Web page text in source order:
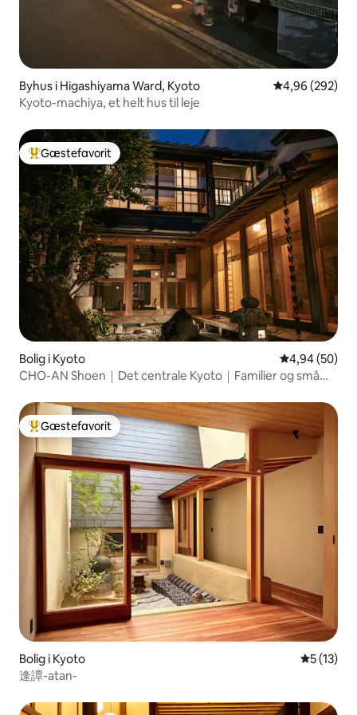
Byhus i Higashiyama Ward, Kyoto 4,96 ud af 5 i
4,96 (292)
Kyoto-machiya, et helt hus til leje
Bedste gæstefavorit
Gæstefavorit
Bolig i Kyoto 4,94 ud af 5 i
4,94 (50)
CHO-AN Shoen｜Det centrale Kyoto｜Familier og små
Bedste gæstefavorit
Gæstefavorit
Bolig i Kyoto 5 ud af 5
5 (13)
逢譚-atan-